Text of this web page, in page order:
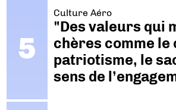
Culture Aéro
"Des valeurs qui
chères comme le
patriotisme, le
sens de